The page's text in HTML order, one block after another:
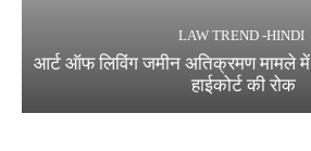
LAW TREND -HINDI
आर्ट ऑफ लिविंग जमीन अतिक्रमण मामले
हाईकोर्ट की रोक